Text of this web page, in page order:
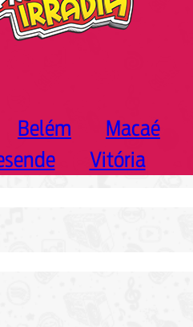
Belém
Macaé
Vitória